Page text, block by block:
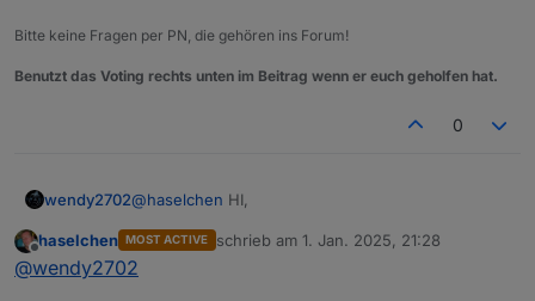
Wenn bei Euch auch Interesse besteht, einfach
Bescheid sagen. Ich kann mit Sicherheit noch Plätze
nachbuchen.
@Nordischerjung
@Shadowhunter23
Bitte keine Fragen per PN, die gehören ins Forum!
Benutzt das Voting rechts unten im Beitrag wenn er euch geholfen hat.
0
wendy2702@haselchen HI,
Frohes neues noch in die Runde und Danke fürs
Organisieren.
Offline
haselchen MOST ACTIVE schrieb am 1. Jan. 2025, 21:28
zuletzt editiert von
@wendy2702